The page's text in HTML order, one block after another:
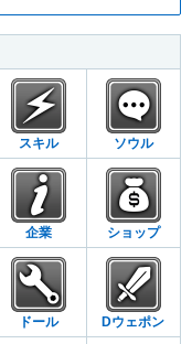
スキル ソウル
企業 ショップ
ドール Dウェポン